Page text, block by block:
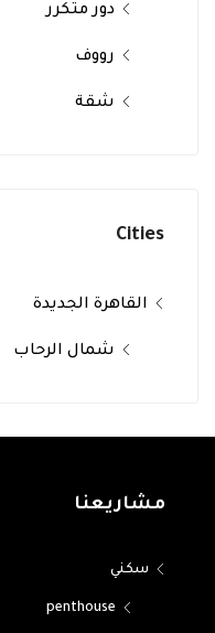
دور متكرر
رووف
شقة
Cities
القاهرة الجديدة
شمال الرحاب
مشاريعنا
سكني
penthouse